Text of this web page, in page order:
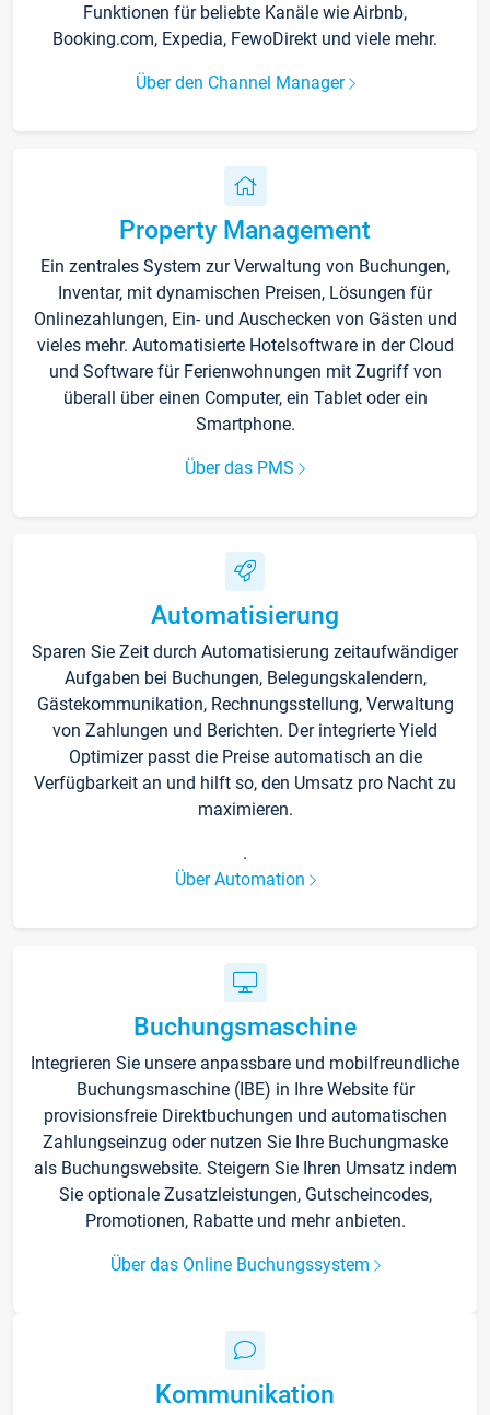
Funktionen für beliebte Kanäle wie Airbnb,
Booking.com, Expedia, FewoDirekt und viele mehr.
Über den Channel Manager
Property Management
Ein zentrales System zur Verwaltung von Buchungen,
Inventar, mit dynamischen Preisen, Lösungen für
Onlinezahlungen, Ein- und Auschecken von Gästen und
vieles mehr. Automatisierte Hotelsoftware in der Cloud
und Software für Ferienwohnungen mit Zugriff von
überall über einen Computer, ein Tablet oder ein
Smartphone.
Über das PMS
Automatisierung
Sparen Sie Zeit durch Automatisierung zeitaufwändiger
Aufgaben bei Buchungen, Belegungskalendern,
Gästekommunikation, Rechnungsstellung, Verwaltung
von Zahlungen und Berichten. Der integrierte Yield
Optimizer passt die Preise automatisch an die
Verfügbarkeit an und hilft so, den Umsatz pro Nacht zu
maximieren.
.
Über Automation
Buchungsmaschine
Integrieren Sie unsere anpassbare und mobilfreundliche
Buchungsmaschine (IBE) in Ihre Website für
provisionsfreie Direktbuchungen und automatischen
Zahlungseinzug oder nutzen Sie Ihre Buchungmaske
als Buchungswebsite. Steigern Sie Ihren Umsatz indem
Sie optionale Zusatzleistungen, Gutscheincodes,
Promotionen, Rabatte und mehr anbieten.
Über das Online Buchungssystem
Kommunikation